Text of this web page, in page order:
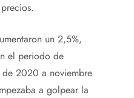
un 2,5%,
el periodo de
2020 a noviembre
a golpear la